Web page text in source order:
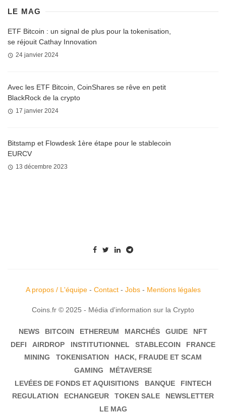
LE MAG
ETF Bitcoin : un signal de plus pour la tokenisation,
se réjouit Cathay Innovation
24 janvier 2024
Avec les ETF Bitcoin, CoinShares se rêve en petit
BlackRock de la crypto
17 janvier 2024
Bitstamp et Flowdesk 1ère étape pour le stablecoin
EURCV
13 décembre 2023
A propos / L'équipe- Contact- Jobs- Mentions légales
Coins.fr © 2025 - Média d'information sur la Crypto
NEWS BITCOIN ETHEREUM MARCHÉS GUIDE
NFT
DEFI
AIRDROP INSTITUTIONNEL STABLECOIN
FRANCE
MINING
TOKENISATION
HACK, FRAUDE ET SCAM
GAMING
MÉTAVERSE
LEVÉES DE FONDS ET AQUISITIONS
BANQUE
FINTECH
REGULATION
ECHANGEUR TOKEN SALE
NEWSLETTER
LE MAG